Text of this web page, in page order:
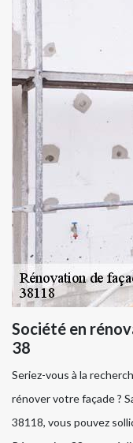
Société en
38
Seriez-vous à la
rénover votre façade ?
38118, vous pouvez